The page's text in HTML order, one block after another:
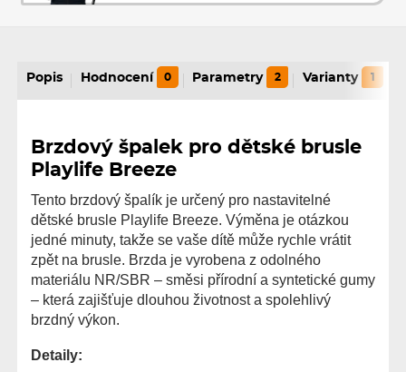
Popis Hodnocení 0 Parametry 2 Varianty 1
Brzdový špalek pro dětské brusle
Playlife Breeze
Tento brzdový špalík je určený pro nastavitelné
dětské brusle Playlife Breeze. Výměna je otázkou
jedné minuty, takže se vaše dítě může rychle vrátit
zpět na brusle. Brzda je vyrobena z odolného
materiálu NR/SBR – směsi přírodní a syntetické gumy
– která zajišťuje dlouhou životnost a spolehlivý
brzdný výkon.
Detaily: